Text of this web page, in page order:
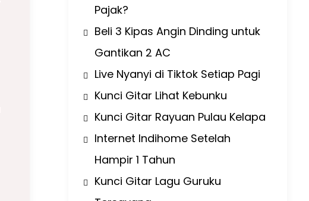
Pajak?
Beli 3 Kipas Angin Dinding untuk
Gantikan 2 AC
Live Nyanyi di Tiktok Setiap Pagi
Kunci Gitar Lihat Kebunku
Kunci Gitar Rayuan Pulau Kelapa
Internet Indihome Setelah
Hampir 1 Tahun
Kunci Gitar Lagu Guruku